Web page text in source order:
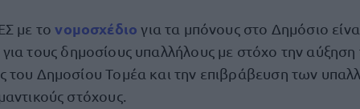
με τονομοσχέδιο για τα μπόνους στο Δημόσιο
για τους δημοσίους υπαλλήλους με στόχο την αύξηση
του Δημοσίου Τομέα και την επιβράβευση των
στόχους.